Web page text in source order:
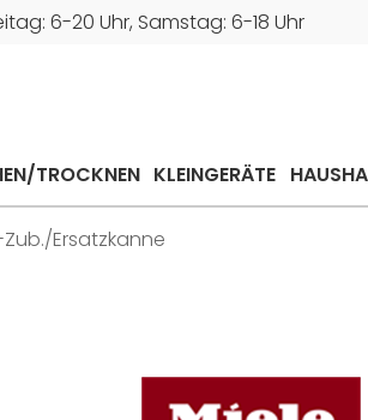
6-20 Uhr, Samstag: 6-18 Uhr
TROCKNEN KLEINGERÄTE
Ersatzkanne